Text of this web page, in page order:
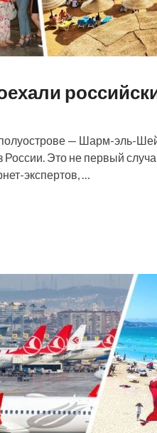
— Шарм-эль-
России. Это не первый
экспертов, …